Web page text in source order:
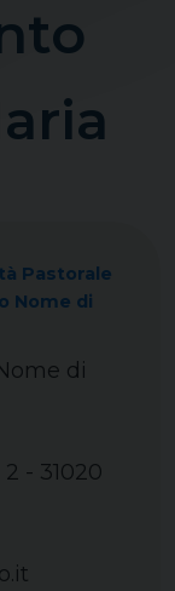
Pastorale
Nome di
di
- 31020